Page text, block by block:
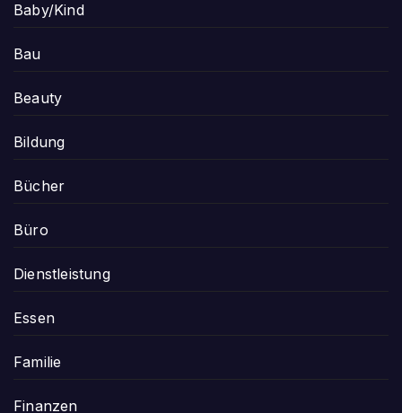
Baby/Kind
Bau
Beauty
Bildung
Bücher
Büro
Dienstleistung
Essen
Familie
Finanzen